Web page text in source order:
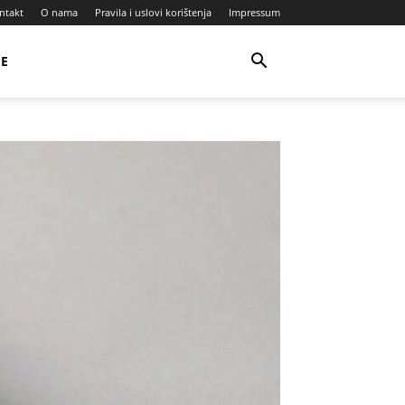
O nama Pravila i uslovi korištenja Impressum